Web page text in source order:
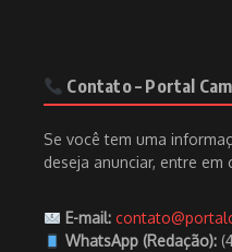
Contato – Portal
Se você tem uma
deseja anunciar, entre
E-mail:
WhatsApp (Redação):